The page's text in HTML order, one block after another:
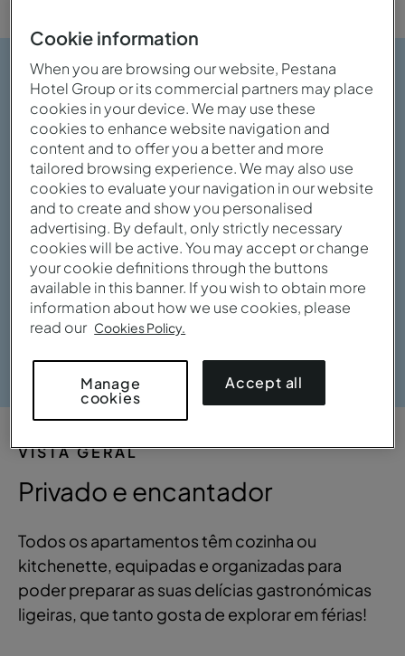
VISTA GERAL
Privado e encantador
Todos os apartamentos têm cozinha ou
kitchenette, equipadas e organizadas para
poder preparar as suas delícias gastronómicas
ligeiras, que tanto gosta de explorar em férias!
Cookie information
When you are browsing our website, Pestana
Hotel Group or its commercial partners may place
cookies in your device. We may use these
cookies to enhance website navigation and
content and to offer you a better and more
tailored browsing experience. We may also use
cookies to evaluate your navigation in our website
and to create and show you personalised
advertising. By default, only strictly necessary
cookies will be active. You may accept or change
your cookie definitions through the buttons
available in this banner. If you wish to obtain more
information about how we use cookies, please
read our Cookies Policy.
Manage
cookies
Accept all